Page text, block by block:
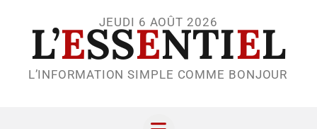
JEUDI 6 AOÛT 2026
L’ESSENTIEL
L’INFORMATION SIMPLE COMME BONJOUR